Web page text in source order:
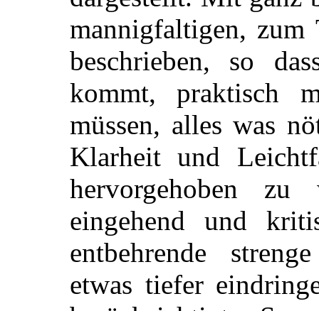
mannigfaltigen, zum
beschrieben, so
kommt, praktisch
müssen, alles was
Klarheit und
hervorgehoben zu
eingehend und
entbehrende
etwas tiefer